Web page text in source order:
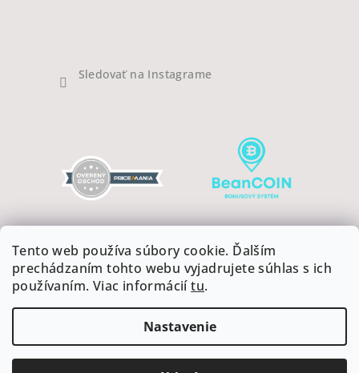
Tento web používa súbory cookie. Ďalším
prechádzaním tohto webu vyjadrujete súhlas s ich
používaním. Viac informáciítu.
Nastavenie
Sledovať na Instagrame
Copyright 2026COFFEEART. Všetky práva vyhradené.
Upraviť nastavenie cookies